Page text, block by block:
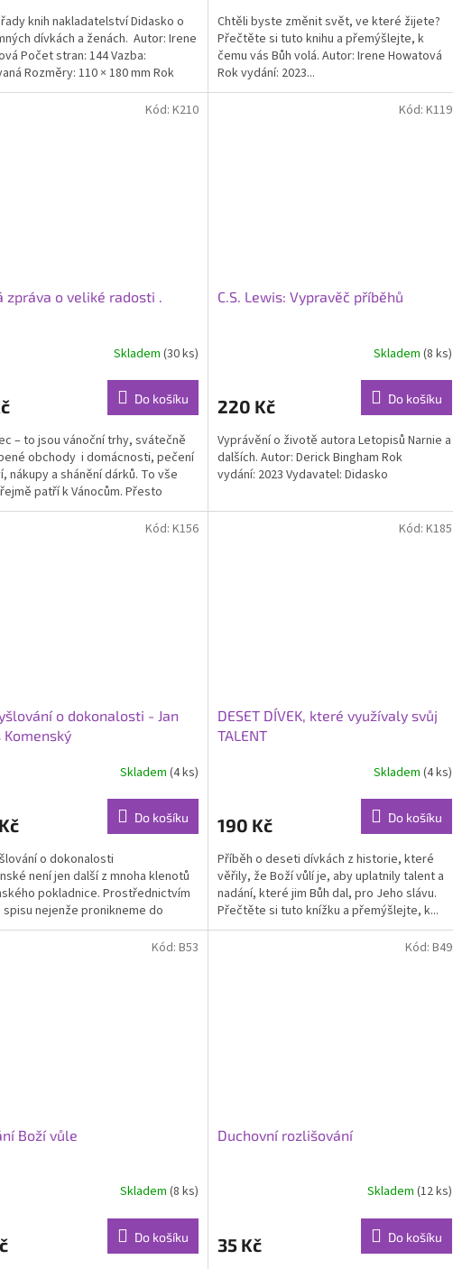
knih nakladatelství Didasko o
dívkách a ženách. Autor: Irene
Počet stran: 144 Vazba:
Rozměry: 110 × 180 mm Rok
Chtěli byste změnit svět, ve které žijete?
Přečtěte si tuto knihu a přemýšlejte, k
čemu vás Bůh volá. Autor: Irene Howatová
Rok vydání: 2023...
zpráva o veliké radosti .
Skladem (30 ks)
Do košíku
– to jsou vánoční trhy, svátečně
obchody i domácnosti, pečení
nákupy a shánění dárků. To vše
patří k Vánocům. Přesto
uprostřed...
Kód: K210
C.S. Lewis: Vypravěč příběhů
je
z
5
hvězdiček.
Skladem (8 ks)
220 Kč Do košíku
Vyprávění o životě autora Letopisů Narnie a
dalších. Autor: Derick Bingham Rok
vydání: 2023 Vydavatel: Didasko
Kód: K119
o dokonalosti - Jan
Komenský
Skladem (4 ks)
Do košíku
o dokonalosti
není jen další z mnoha klenotů
pokladnice. Prostřednictvím
nejenže pronikneme do
světa Učitele národů,...
Kód: K156
DESET DÍVEK, které využívaly svůj
TALENT
Skladem (4 ks)
190 Kč Do košíku
Příběh o deseti dívkách z historie, které
věřily, že Boží vůlí je, aby uplatnily talent a
nadání, které jim Bůh dal, pro Jeho slávu.
Přečtěte si tuto knížku a přemýšlejte, k...
Kód: K185
Boží vůle
Skladem (8 ks)
Do košíku
Kód: B53
Duchovní rozlišování
Skladem (12 ks)
35 Kč Do košíku
Kód: B49